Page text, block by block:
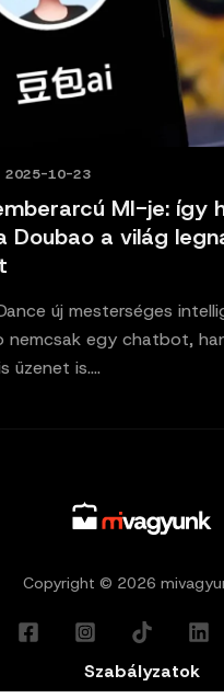
MI-je: így
Doubao a világ
2025-10-23
új mesterséges
nemcsak egy chatbot,
üzenet is.…
Copyright © 2026
Szabályzatok